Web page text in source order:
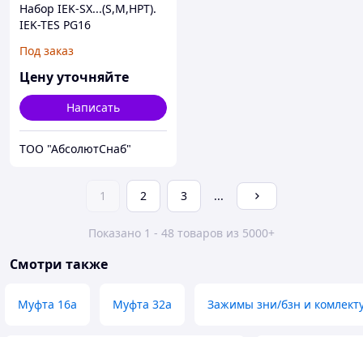
Набор IEK-SX...(S,M,HPT).
IEK-TES PG16
Под заказ
Цену уточняйте
Написать
ТОО "АбсолютСнаб"
1 2 3 ...
Показано 1 - 48 товаров из 5000+
Смотри также
Муфта 16а Муфта 32а Зажимы зни/бзн и